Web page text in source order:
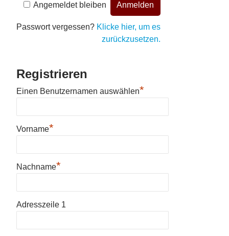
Angemeldet bleiben
Passwort vergessen? Klicke hier, um es
zurückzusetzen.
Registrieren
Einen Benutzernamen auswählen*
Vorname*
Nachname*
Adresszeile 1